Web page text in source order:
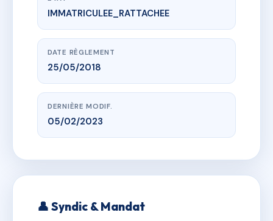
www.vme.plus/AC6552665
RUE PRINCIPALE 68720 FROENINGEN
r principale, 68720 Frœningen
IMMATRICULEE_RATTACHEE
DATE RÈGLEMENT
25/05/2018
DERNIÈRE MODIF.
05/02/2023
👤 Syndic & Mandat